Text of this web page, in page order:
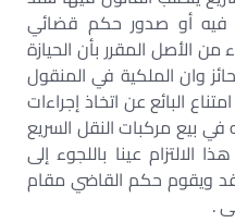
فيه أو صدور حكم قضائي
الأصل المقرر بأن الحيازة
وان الملكية في المنقول
البائع عن اتخاذ إجراءات
بيع مركبات النقل السريع
الالتزام عينا باللجوء إلى
ويقوم حكم القاضي مقام